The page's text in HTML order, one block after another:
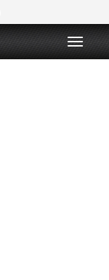
T
o
g